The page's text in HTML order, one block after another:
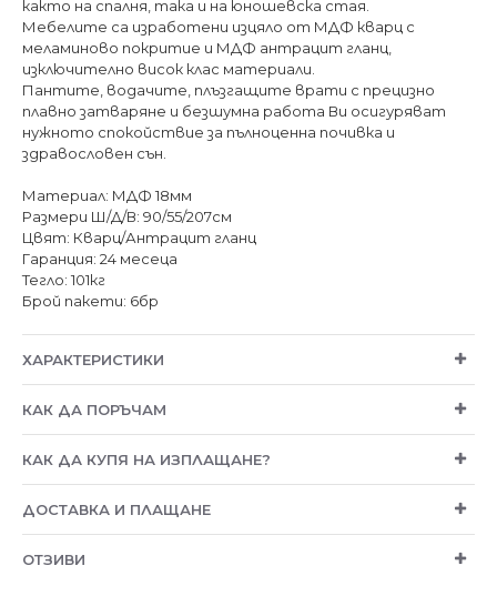
както на спалня, така и на юношевска стая.
Мебелите са изработени изцяло от МДФ кварц с
меламиново покритие и МДФ антрацит гланц,
изключително висок клас материали.
Пантите, водачите, плъзгащите врати с прецизно
плавно затваряне и безшумна работа Ви осигуряват
нужното спокойствие за пълноценна почивка и
здравословен сън.
Материал: МДФ 18мм
Размери Ш/Д/В: 90/55/207см
Цвят: Кварц/Антрацит гланц
Гаранция: 24 месеца
Тегло: 101кг
Брой пакети: 6бр
ХАРАКТЕРИСТИКИ
КАК ДА ПОРЪЧАМ
КАК ДА КУПЯ НА ИЗПЛАЩАНЕ?
ДОСТАВКА И ПЛАЩАНЕ
ОТЗИВИ